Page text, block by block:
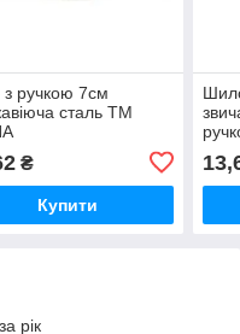
з ручкою 7см
сталь ТМ
₴
Купити
рік